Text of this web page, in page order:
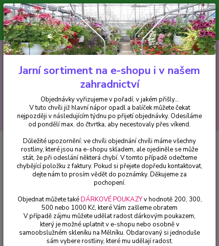
Minimální hodnota pro odeslání z e-shopu je 300 Kč.
V tuto chvíli již hlavní nápor objednávek opadl a balíček můžete čekat
nejpozději v následujícím týdnu po přijetí objednávky. Objednávky
vyřizujeme v pořadí, v jakém přišly...
CZK
Hledat
+420 602 223 614 0ks
za0 Kč
Trvalky Sedum makioni Yellow- rozchodník - cena na prodejně
Sedum makioni Yellow-
rozchodník - cena na prodejně
Jarní sortiment na e-shopu i v našem
zahradnictví
Objednávky vyřizujeme v pořadí, v jakém přišly...
V tuto chvíli již hlavní nápor opadl a balíček můžete čekat
nejpozději v následujícím týdnu po přijetí objednávky. Odesíláme
od pondělí max. do čtvrtka, aby necestovaly přes víkend.
Důležité upozornění: ve chvíli objednání chvíli máme všechny
rostliny, které jsou na e-shopu skladem, ale ojediněle se může
stát, že při odeslání některá chybí. V tomto případě odečteme
chybějící položku z faktury. Pokud si přejete dopředu kontaktovat,
dejte nám to prosím vědět do poznámky. Děkujeme za
pochopení.
Objednat můžete takéDÁRKOVÉ POUKAZYv hodnotě 200, 300,
500 nebo 1000 Kč, které Vám zašleme obratem
V případě zájmu můžete udělat radost dárkovým poukazem,
který je možné uplatnit v e-shopu nebo osobně v
samoobslužném skleníku na Mělníku. Obdarovaný si jednoduše
sám vybere rostliny, které mu udělají radost.